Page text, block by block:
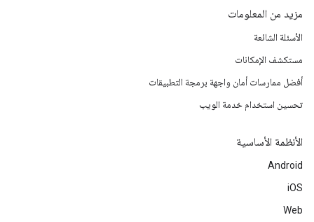
مزيد من المعلومات
الأسئلة الشائعة
مستكشف الإمكانات
أفضل ممارسات أمان واجهة برمجة التطبيقات
تحسين استخدام خدمة الويب
الأنظمة الأساسية
Android
iOS
Web